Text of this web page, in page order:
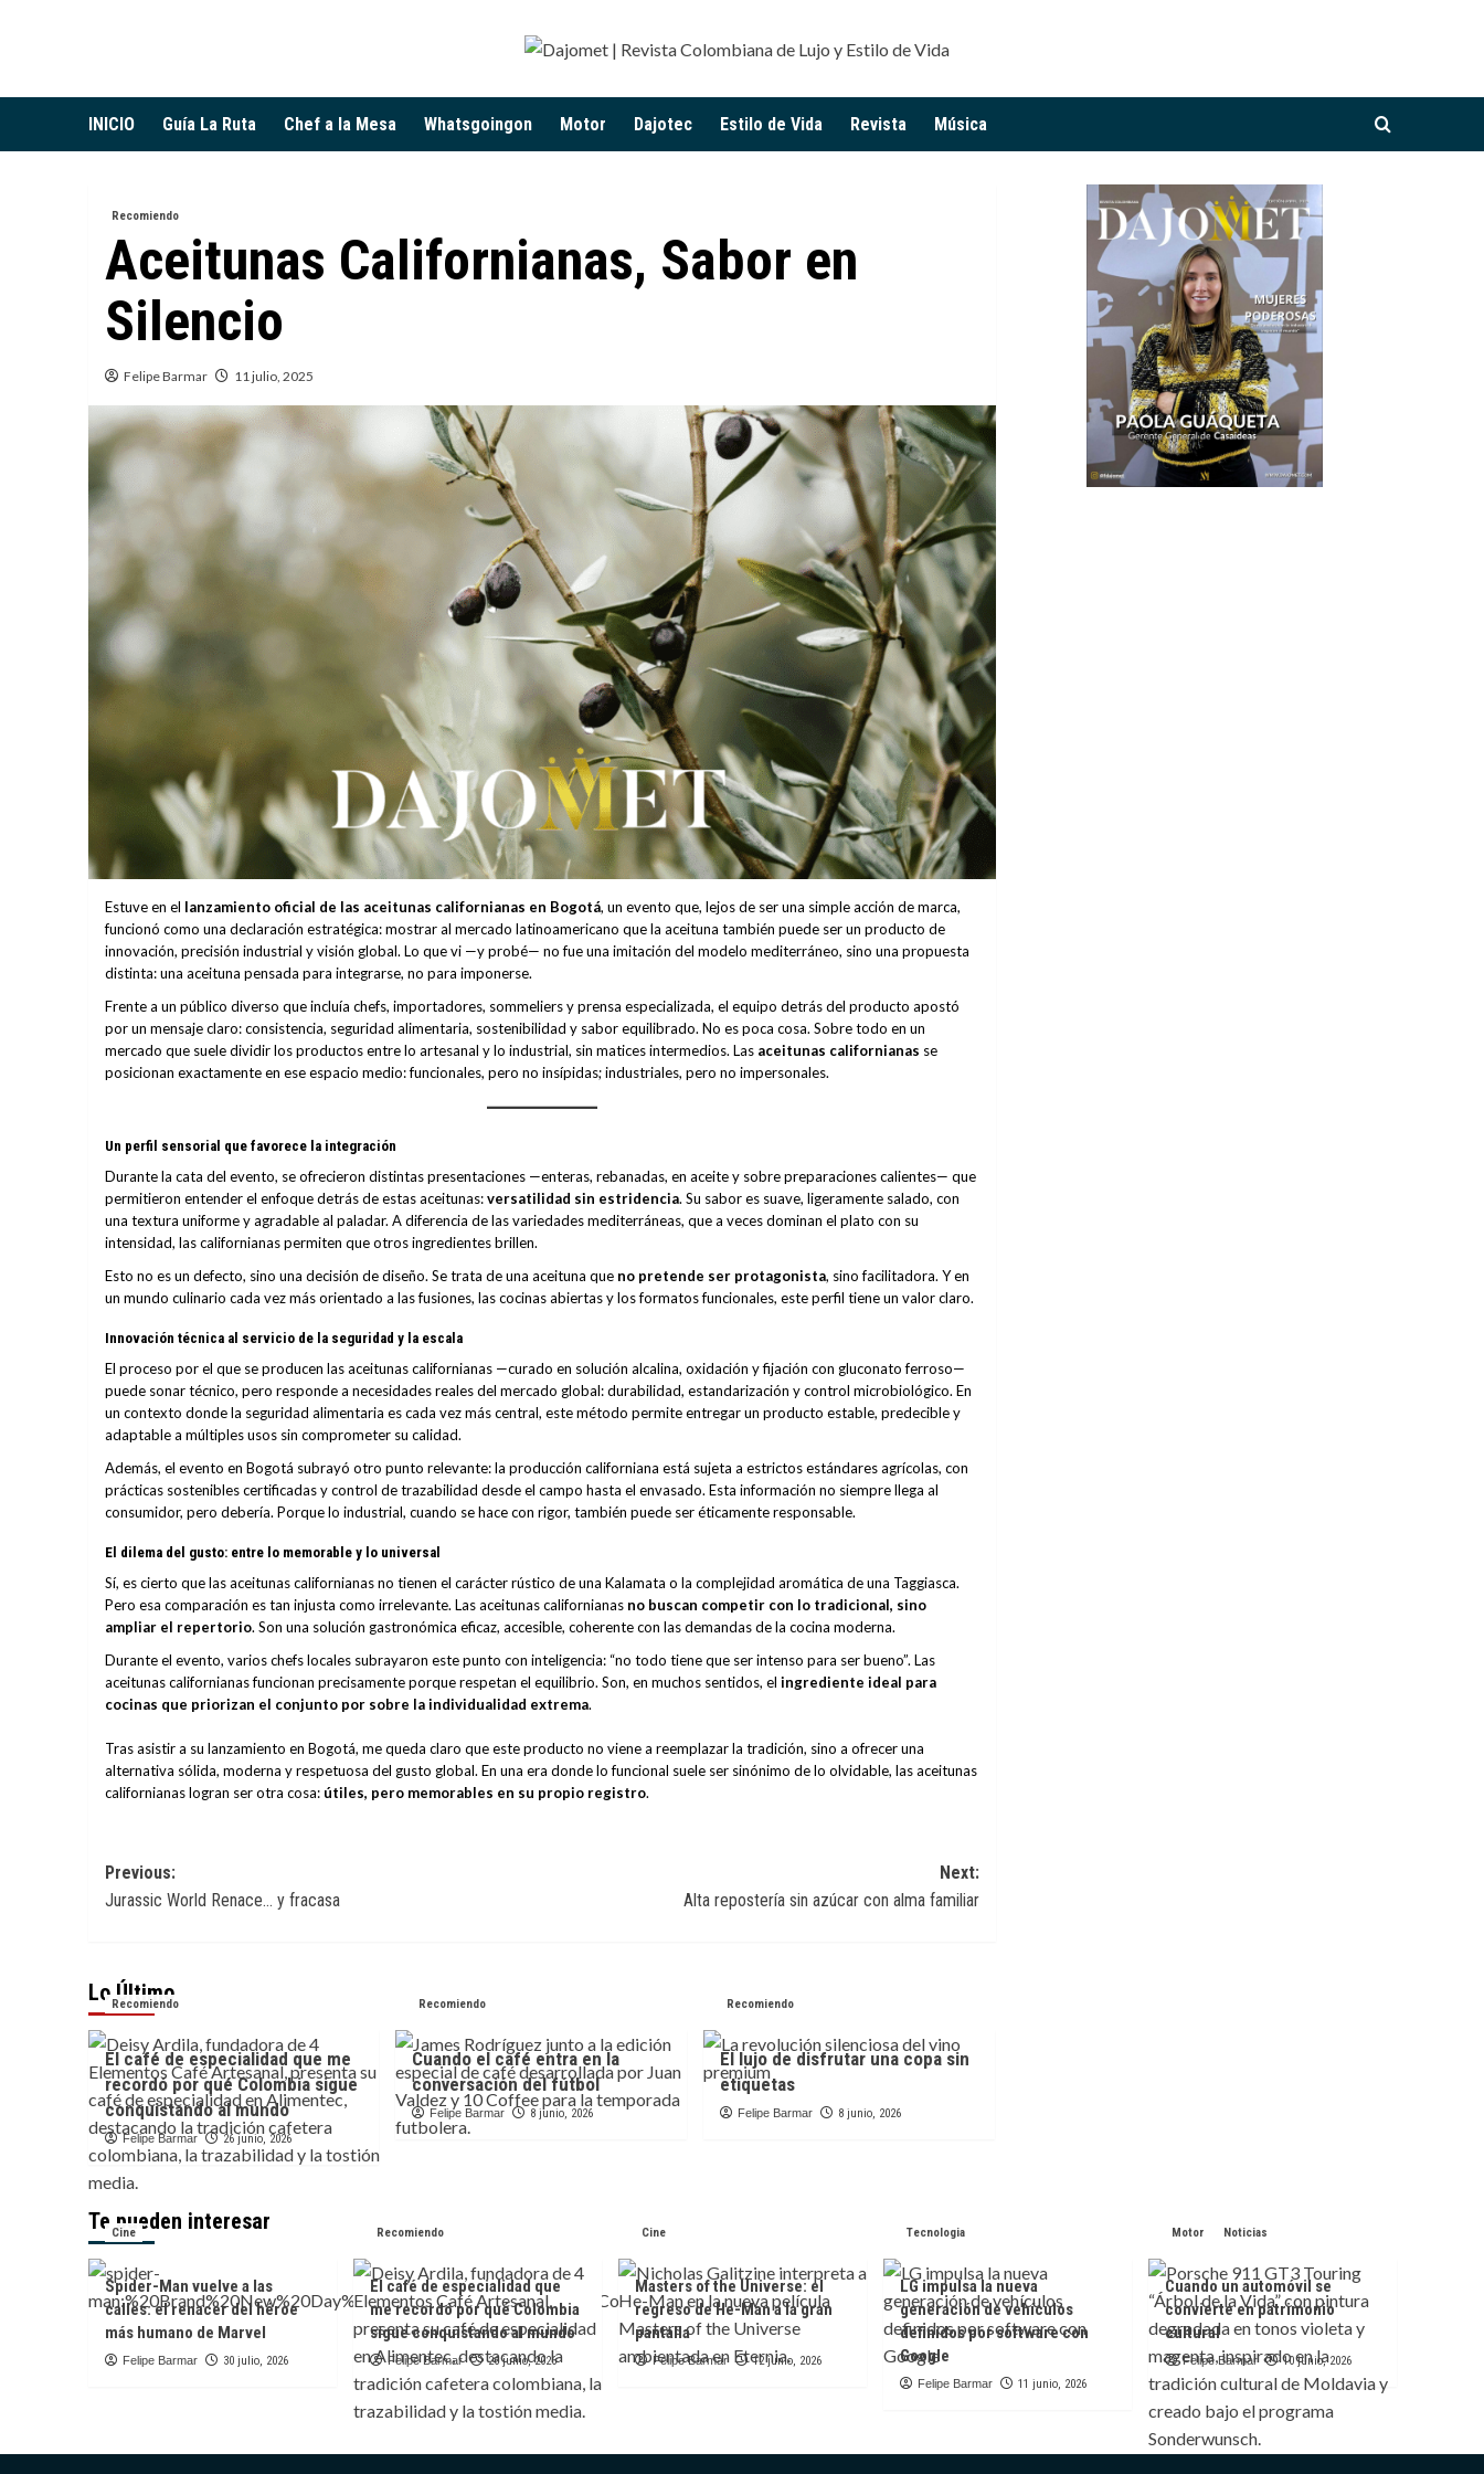
INICIO Guía La Ruta Chef a la Mesa Whatsgoingon Motor Dajotec Estilo de Vida Revista Música
Recomiendo
Aceitunas Californianas, Sabor en
Silencio
Felipe Barmar 11 julio, 2025
Estuve en el lanzamiento oficial de las aceitunas californianas en Bogotá, un evento que, lejos de ser una simple acción de marca,
funcionó como una declaración estratégica: mostrar al mercado latinoamericano que la aceituna también puede ser un producto de
innovación, precisión industrial y visión global. Lo que vi —y probé— no fue una imitación del modelo mediterráneo, sino una propuesta
distinta: una aceituna pensada para integrarse, no para imponerse.
Frente a un público diverso que incluía chefs, importadores, sommeliers y prensa especializada, el equipo detrás del producto apostó
por un mensaje claro: consistencia, seguridad alimentaria, sostenibilidad y sabor equilibrado. No es poca cosa. Sobre todo en un
mercado que suele dividir los productos entre lo artesanal y lo industrial, sin matices intermedios. Las aceitunas californianas se
posicionan exactamente en ese espacio medio: funcionales, pero no insípidas; industriales, pero no impersonales.
Un perfil sensorial que favorece la integración
Durante la cata del evento, se ofrecieron distintas presentaciones —enteras, rebanadas, en aceite y sobre preparaciones calientes— que
permitieron entender el enfoque detrás de estas aceitunas:versatilidad sin estridencia. Su sabor es suave, ligeramente salado, con
una textura uniforme y agradable al paladar. A diferencia de las variedades mediterráneas, que a veces dominan el plato con su
intensidad, las californianas permiten que otros ingredientes brillen.
Esto no es un defecto, sino una decisión de diseño. Se trata de una aceituna que no pretende ser protagonista, sino facilitadora. Y en
un mundo culinario cada vez más orientado a las fusiones, las cocinas abiertas y los formatos funcionales, este perfil tiene un valor claro.
Innovación técnica al servicio de la seguridad y la escala
El proceso por el que se producen las aceitunas californianas —curado en solución alcalina, oxidación y fijación con gluconato ferroso—
puede sonar técnico, pero responde a necesidades reales del mercado global: durabilidad, estandarización y control microbiológico. En
un contexto donde la seguridad alimentaria es cada vez más central, este método permite entregar un producto estable, predecible y
adaptable a múltiples usos sin comprometer su calidad.
Además, el evento en Bogotá subrayó otro punto relevante: la producción californiana está sujeta a estrictos estándares agrícolas, con
prácticas sostenibles certificadas y control de trazabilidad desde el campo hasta el envasado. Esta información no siempre llega al
consumidor, pero debería. Porque lo industrial, cuando se hace con rigor, también puede ser éticamente responsable.
El dilema del gusto: entre lo memorable y lo universal
Sí, es cierto que las aceitunas californianas no tienen el carácter rústico de una Kalamata o la complejidad aromática de una Taggiasca.
Pero esa comparación es tan injusta como irrelevante. Las aceitunas californianas no buscan competir con lo tradicional, sino
ampliar el repertorio. Son una solución gastronómica eficaz, accesible, coherente con las demandas de la cocina moderna.
Durante el evento, varios chefs locales subrayaron este punto con inteligencia: “no todo tiene que ser intenso para ser bueno”. Las
aceitunas californianas funcionan precisamente porque respetan el equilibrio. Son, en muchos sentidos, el ingrediente ideal para
cocinas que priorizan el conjunto por sobre la individualidad extrema.
Tras asistir a su lanzamiento en Bogotá, me queda claro que este producto no viene a reemplazar la tradición, sino a ofrecer una
alternativa sólida, moderna y respetuosa del gusto global. En una era donde lo funcional suele ser sinónimo de lo olvidable, las aceitunas
californianas logran ser otra cosa: útiles, pero memorables en su propio registro.
Post
navigation
Previous:
Jurassic World Renace… y fracasa
Next:
Alta repostería sin azúcar con alma familiar
Lo Último
Recomiendo
El café de especialidad que me
recordó por qué Colombia sigue
conquistando al mundo
Felipe Barmar 26 junio, 2026
Recomiendo
Cuando el café entra en la
conversación del fútbol
Felipe Barmar 8 junio, 2026
Recomiendo
El lujo de disfrutar una copa sin
etiquetas
Felipe Barmar 8 junio, 2026
Te pueden interesar
Cine
Spider-Man vuelve a las
calles: el renacer del héroe
más humano de Marvel
Felipe Barmar 30 julio, 2026
Recomiendo
El café de especialidad que
me recordó por qué Colombia
sigue conquistando al mundo
Felipe Barmar 26 junio, 2026
Cine
Masters of the Universe: el
regreso de He-Man a la gran
pantalla
Felipe Barmar 12 junio, 2026
Tecnologia
LG impulsa la nueva
generación de vehículos
definidos por software con
Google
Felipe Barmar 11 junio, 2026
Motor Noticias
Cuando un automóvil se
convierte en patrimonio
cultural
Felipe Barmar 10 junio, 2026